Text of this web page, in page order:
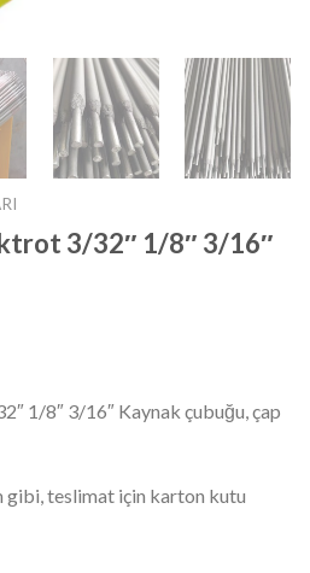
3/32″ 1/8″ 3/16″
1/8″ 3/16″ Kaynak çubuğu, çap
gibi, teslimat için karton kutu